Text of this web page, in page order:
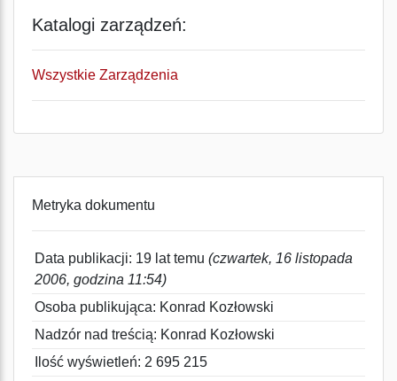
Katalogi zarządzeń:
Wszystkie Zarządzenia
Metryka dokumentu
Data publikacji: 19 lat temu (czwartek, 16 listopada
2006, godzina 11:54)
Osoba publikująca: Konrad Kozłowski
Nadzór nad treścią: Konrad Kozłowski
Ilość wyświetleń: 2 695 215